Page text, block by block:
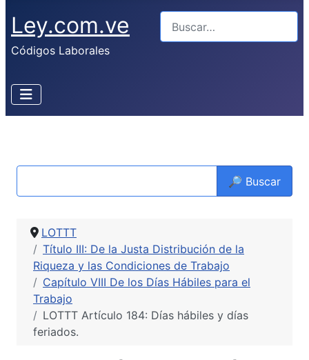
Ley.com.ve
Códigos Laborales
🔎 Buscar
LOTTT
Título III: De la Justa Distribución de la
Riqueza y las Condiciones de Trabajo
Capítulo VIII De los Días Hábiles para el
Trabajo
LOTTT Artículo 184: Días hábiles y días
feriados.